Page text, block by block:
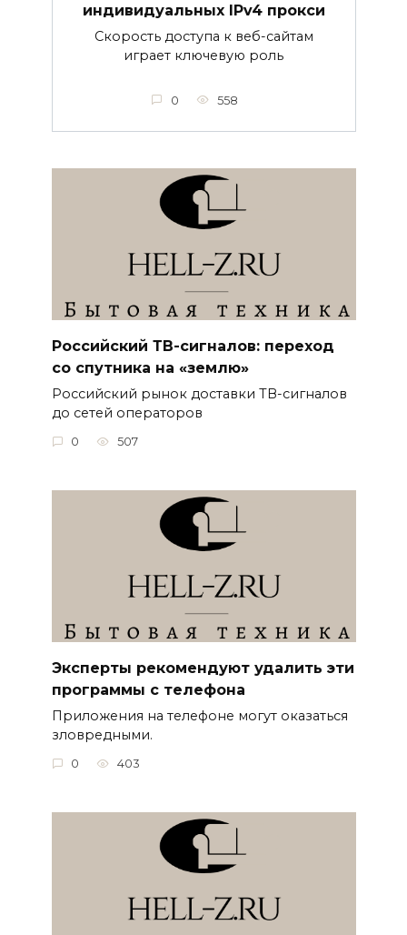
индивидуальных IPv4 прокси
Скорость доступа к веб-сайтам
играет ключевую роль
0 558
Российский ТВ-сигналов: переход
со спутника на «землю»
Российский рынок доставки ТВ-сигналов
до сетей операторов
0 507
Эксперты рекомендуют удалить эти
программы с телефона
Приложения на телефоне могут оказаться
зловредными.
0 403